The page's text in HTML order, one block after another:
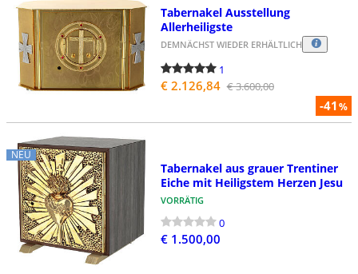
-41%
Tabernakel Ausstellung
Allerheiligste
DEMNÄCHST WIEDER ERHÄLTLICH
1
€ 2.126,84 € 3.600,00
NEU
Tabernakel aus grauer Trentiner
Eiche mit Heiligstem Herzen Jesu
VORRÄTIG
0
€ 1.500,00